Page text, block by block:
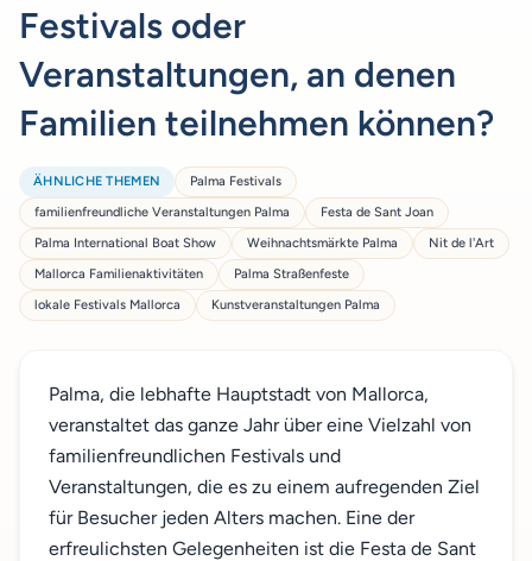
Festivals oder
Veranstaltungen, an denen
Familien teilnehmen können?
ÄHNLICHE THEMEN
Palma Festivals
familienfreundliche Veranstaltungen Palma
Festa de Sant Joan
Palma International Boat Show
Weihnachtsmärkte Palma
Nit de l'Art
Mallorca Familienaktivitäten
Palma Straßenfeste
lokale Festivals Mallorca
Kunstveranstaltungen Palma
Palma, die lebhafte Hauptstadt von Mallorca,
veranstaltet das ganze Jahr über eine Vielzahl von
familienfreundlichen Festivals und
Veranstaltungen, die es zu einem aufregenden Ziel
für Besucher jeden Alters machen. Eine der
erfreulichsten Gelegenheiten ist die Festa de Sant